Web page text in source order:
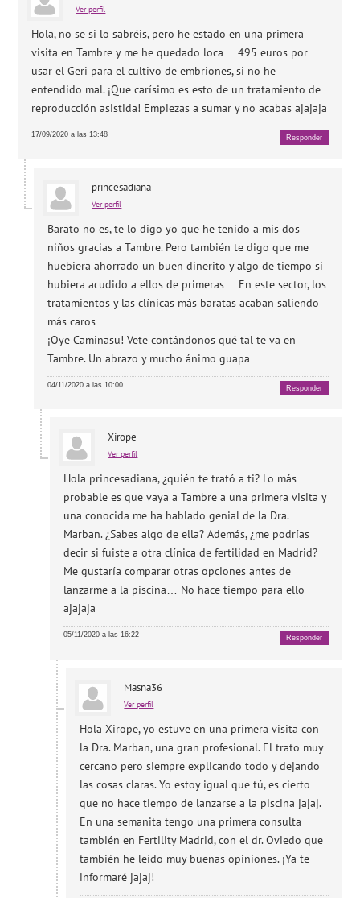
Ver perfil
Hola, no se si lo sabréis, pero he estado en una primera
visita en Tambre y me he quedado loca… 495 euros por
usar el Geri para el cultivo de embriones, si no he
entendido mal. ¡Que carísimo es esto de un tratamiento de
reproducción asistida! Empiezas a sumar y no acabas ajajaja
17/09/2020 a las 13:48 Responder
princesadiana
Ver perfil
Barato no es, te lo digo yo que he tenido a mis dos
niños gracias a Tambre. Pero también te digo que me
huebiera ahorrado un buen dinerito y algo de tiempo si
hubiera acudido a ellos de primeras… En este sector, los
tratamientos y las clínicas más baratas acaban saliendo
más caros…
¡Oye Caminasu! Vete contándonos qué tal te va en
Tambre. Un abrazo y mucho ánimo guapa
04/11/2020 a las 10:00 Responder
Xirope
Ver perfil
Hola princesadiana, ¿quién te trató a ti? Lo más
probable es que vaya a Tambre a una primera visita y
una conocida me ha hablado genial de la Dra.
Marban. ¿Sabes algo de ella? Además, ¿me podrías
decir si fuiste a otra clínica de fertilidad en Madrid?
Me gustaría comparar otras opciones antes de
lanzarme a la piscina… No hace tiempo para ello
ajajaja
05/11/2020 a las 16:22 Responder
Masna36
Ver perfil
Hola Xirope, yo estuve en una primera visita con
la Dra. Marban, una gran profesional. El trato muy
cercano pero siempre explicando todo y dejando
las cosas claras. Yo estoy igual que tú, es cierto
que no hace tiempo de lanzarse a la piscina jajaj.
En una semanita tengo una primera consulta
también en Fertility Madrid, con el dr. Oviedo que
también he leído muy buenas opiniones. ¡Ya te
informaré jajaj!